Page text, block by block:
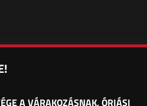
A VÁRAKOZÁSNAK, ÓRIÁSI